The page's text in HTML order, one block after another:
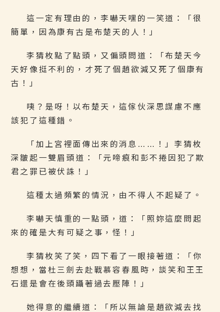
這一定有理由的，李嚇天嘿的一笑道：「很
簡單，因為康有古是布楚天的人！」
李猜枚點了點頭，又偏頭問道：「布楚天今
天好像挺不利的，才死了個趙欲減又死了個康有
古！」
咦？是呀！以布楚天，這傢伙深思謀慮不應
該犯了這種錯。
「加上宮裡面傳出來的消息……！」李猜枚
深皺起一雙眉頭道：「元啼痕和彭不捲因犯了欺
君之罪已被伏誅！」
這種太過頻繁的情況，由不得人不起疑了。
李嚇天慎重的一點頭，道：「照妳這麼問起
來的確是大有可疑之事，怪！」
李猜枚笑了笑，四下看了一眼接著道：「你
想想，當杜三劍去赴戰慕容春風時，談笑和王王
石還是會在後頭躡著過去壓陣！」
她得意的繼續道：「所以無論是趙欲減去找